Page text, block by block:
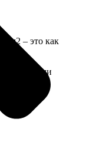
м2 – это как